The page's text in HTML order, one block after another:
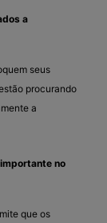
a
seus
procurando
a
no
que os